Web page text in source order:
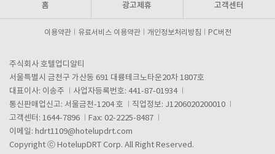
홈 광고제휴 고객센터
이용약관 유료서비스 이용약관 개인정보처리방침 PC버전
주식회사 호텔업디알티
서울특별시 금천구 가산동 691 대륭테크노타운20차 1807호
대표이사: 이송주
사업자등록번호: 441-87-01934
통신판매업신고: 서울금천-1204 호
직업정보: J1206020200010
고객센터: 1644-7896
Fax: 02-2225-8487
이메일: hdrt1109@hotelupdrt.com
Copyright ⓒ HotelupDRT Corp. All Right Reserved.